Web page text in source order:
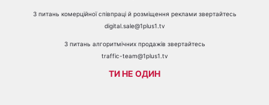
З питань комерційної співпраці й розміщення реклами звертайтесь
digital.sale@1plus1.tv
З питань алгоритмічних продажів звертайтесь
traffic-team@1plus1.tv
ТИ НЕ ОДИН